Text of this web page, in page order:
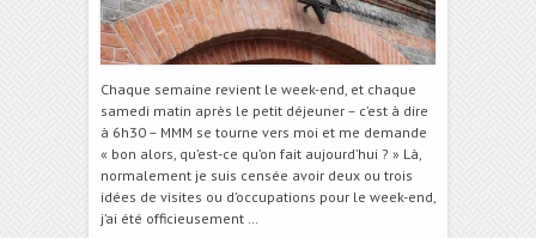
Chaque semaine revient le week-end, et chaque
samedi matin après le petit déjeuner – c’est à dire
à 6h30 – MMM se tourne vers moi et me demande
« bon alors, qu’est-ce qu’on fait aujourd’hui ? » Là,
normalement je suis censée avoir deux ou trois
idées de visites ou d’occupations pour le week-end,
j’ai été officieusement …